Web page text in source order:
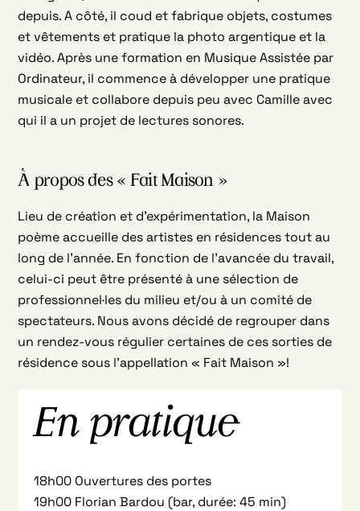
depuis. A côté, il coud et fabrique objets, costumes
et vêtements et pratique la photo argentique et la
vidéo. Après une formation en Musique Assistée par
Ordinateur, il commence à développer une pratique
musicale et collabore depuis peu avec Camille avec
qui il a un projet de lectures sonores.
À propos des « Fait Maison »
Lieu de création et d’expérimentation, la Maison
poème accueille des artistes en résidences tout au
long de l’année. En fonction de l’avancée du travail,
celui-ci peut être présenté à une sélection de
professionnel·les du milieu et/ou à un comité de
spectateurs. Nous avons décidé de regrouper dans
un rendez-vous régulier certaines de ces sorties de
résidence sous l’appellation « Fait Maison »!
En pratique
18h00 Ouvertures des portes
19h00 Florian Bardou (bar, durée: 45 min)